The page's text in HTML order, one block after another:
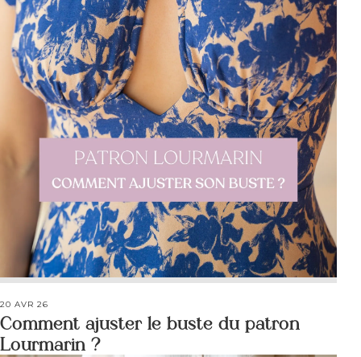
20 AVR 26
Comment ajuster le buste du patron
Lourmarin ?